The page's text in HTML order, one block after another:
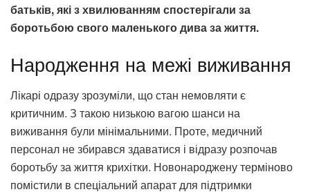
батьків, які з хвилюванням спостерігали за
боротьбою свого маленького дива за життя.
Народження на межі виживання
Лікарі одразу зрозуміли, що стан немовляти є
критичним. З такою низькою вагою шанси на
виживання були мінімальними. Проте, медичний
персонал не збирався здаватися і відразу розпочав
боротьбу за життя крихітки. Новонароджену терміново
помістили в спеціальний апарат для підтримки